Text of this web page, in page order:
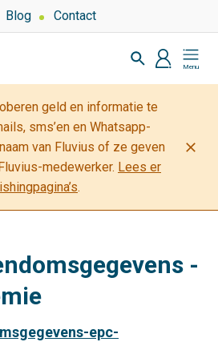
Blog Contact
Zoeken
profiel
Mijn
Fluvius
geld en informatie te
sms’en en Whatsapp-
van Fluvius of ze geven
medewerker. Lees er
.
close
-
epc-